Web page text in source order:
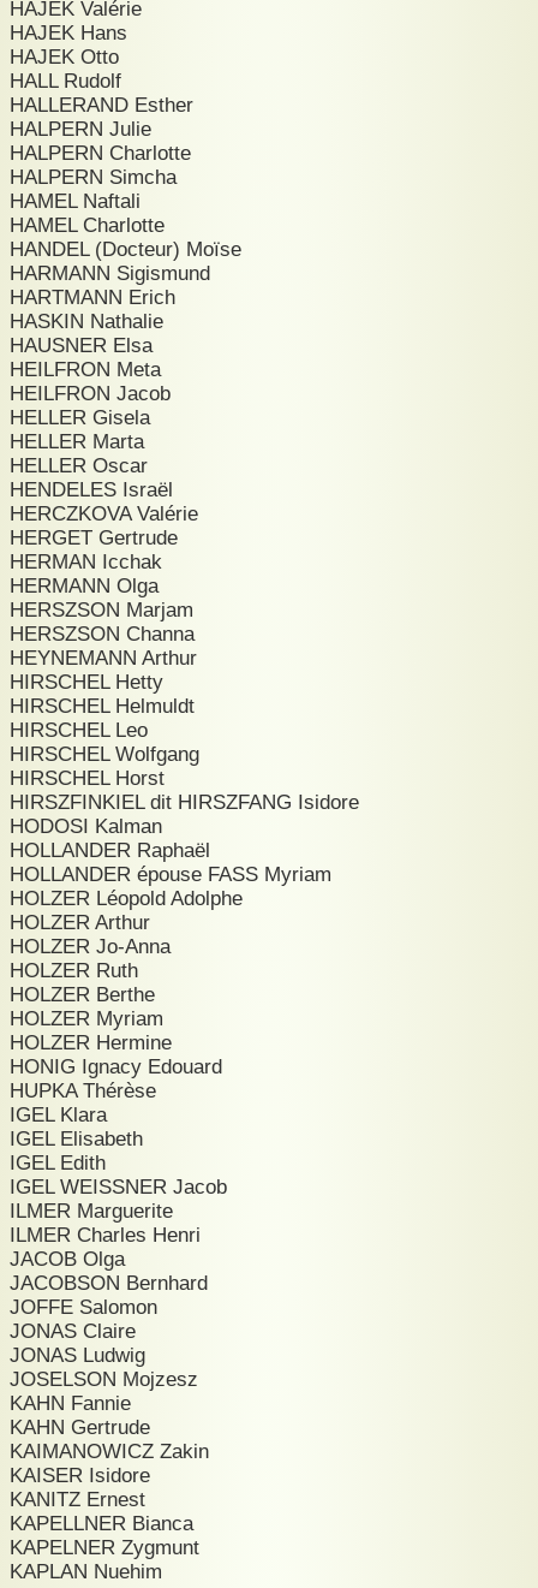
HAJEK Valérie
HAJEK Hans
HAJEK Otto
HALL Rudolf
HALLERAND Esther
HALPERN Julie
HALPERN Charlotte
HALPERN Simcha
HAMEL Naftali
HAMEL Charlotte
HANDEL (Docteur) Moïse
HARMANN Sigismund
HARTMANN Erich
HASKIN Nathalie
HAUSNER Elsa
HEILFRON Meta
HEILFRON Jacob
HELLER Gisela
HELLER Marta
HELLER Oscar
HENDELES Israël
HERCZKOVA Valérie
HERGET Gertrude
HERMAN Icchak
HERMANN Olga
HERSZSON Marjam
HERSZSON Channa
HEYNEMANN Arthur
HIRSCHEL Hetty
HIRSCHEL Helmuldt
HIRSCHEL Leo
HIRSCHEL Wolfgang
HIRSCHEL Horst
HIRSZFINKIEL dit HIRSZFANG Isidore
HODOSI Kalman
HOLLANDER Raphaël
HOLLANDER épouse FASS Myriam
HOLZER Léopold Adolphe
HOLZER Arthur
HOLZER Jo-Anna
HOLZER Ruth
HOLZER Berthe
HOLZER Myriam
HOLZER Hermine
HONIG Ignacy Edouard
HUPKA Thérèse
IGEL Klara
IGEL Elisabeth
IGEL Edith
IGEL WEISSNER Jacob
ILMER Marguerite
ILMER Charles Henri
JACOB Olga
JACOBSON Bernhard
JOFFE Salomon
JONAS Claire
JONAS Ludwig
JOSELSON Mojzesz
KAHN Fannie
KAHN Gertrude
KAIMANOWICZ Zakin
KAISER Isidore
KANITZ Ernest
KAPELLNER Bianca
KAPELNER Zygmunt
KAPLAN Nuehim